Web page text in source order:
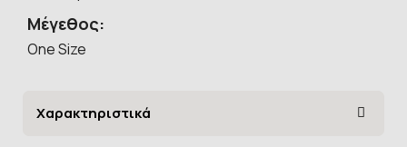
Μέγεθος:
One Size
Χαρακτηριστικά